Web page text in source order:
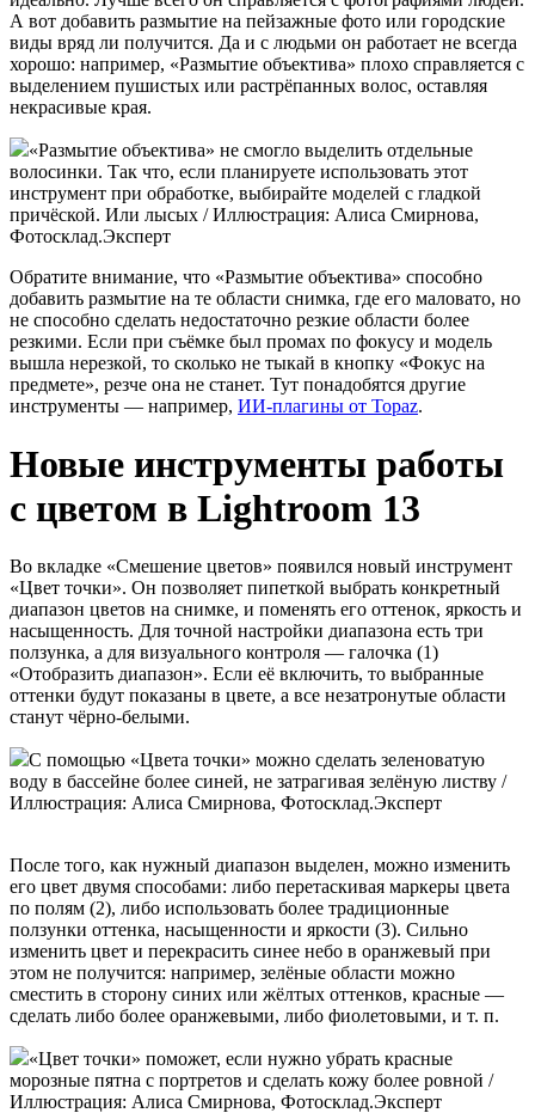
А вот добавить размытие на пейзажные фото или городские
виды вряд ли получится. Да и с людьми он работает не всегда
хорошо: например, «Размытие объектива» плохо справляется с
выделением пушистых или растрёпанных волос, оставляя
некрасивые края.
«Размытие объектива» не смогло выделить отдельные
волосинки. Так что, если планируете использовать этот
инструмент при обработке, выбирайте моделей с гладкой
причёской. Или лысых / Иллюстрация: Алиса Смирнова,
Фотосклад.Эксперт
Обратите внимание, что «Размытие объектива» способно
добавить размытие на те области снимка, где его маловато, но
не способно сделать недостаточно резкие области более
резкими. Если при съёмке был промах по фокусу и модель
вышла нерезкой, то сколько не тыкай в кнопку «Фокус на
предмете», резче она не станет. Тут понадобятся другие
инструменты — например, ИИ-плагины от Topaz.
Новые инструменты работы
с цветом в Lightroom 13
Во вкладке «Смешение цветов» появился новый инструмент
«Цвет точки». Он позволяет пипеткой выбрать конкретный
диапазон цветов на снимке, и поменять его оттенок, яркость и
насыщенность. Для точной настройки диапазона есть три
ползунка, а для визуального контроля — галочка (1)
«Отобразить диапазон». Если её включить, то выбранные
оттенки будут показаны в цвете, а все незатронутые области
станут чёрно-белыми.
С помощью «Цвета точки» можно сделать зеленоватую
воду в бассейне более синей, не затрагивая зелёную листву /
Иллюстрация: Алиса Смирнова, Фотосклад.Эксперт
После того, как нужный диапазон выделен, можно изменить
его цвет двумя способами: либо перетаскивая маркеры цвета
по полям (2), либо использовать более традиционные
ползунки оттенка, насыщенности и яркости (3). Сильно
изменить цвет и перекрасить синее небо в оранжевый при
этом не получится: например, зелёные области можно
сместить в сторону синих или жёлтых оттенков, красные —
сделать либо более оранжевыми, либо фиолетовыми, и т. п.
«Цвет точки» поможет, если нужно убрать красные
морозные пятна с портретов и сделать кожу более ровной /
Иллюстрация: Алиса Смирнова, Фотосклад.Эксперт